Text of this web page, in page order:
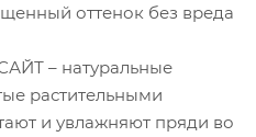
оттенок без вреда
– натуральные
растительными
и увлажняют пряди во